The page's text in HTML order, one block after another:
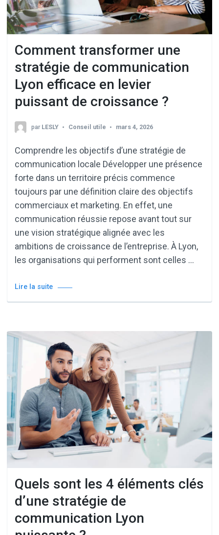
Comment transformer une
stratégie de communication
Lyon efficace en levier
puissant de croissance ?
par LESLY Conseil utile mars 4, 2026
Comprendre les objectifs d’une stratégie de
communication locale Développer une présence
forte dans un territoire précis commence
toujours par une définition claire des objectifs
commerciaux et marketing. En effet, une
communication réussie repose avant tout sur
une vision stratégique alignée avec les
ambitions de croissance de l’entreprise. À Lyon,
les organisations qui performent sont celles …
Lire la suite
Quels sont les 4 éléments clés
d’une stratégie de
communication Lyon